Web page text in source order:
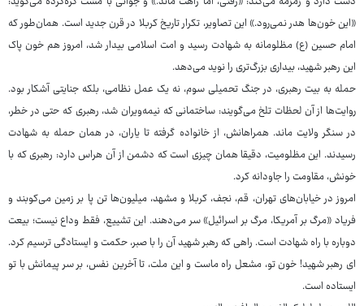
«این خون‌ها هدر نمی‌رود.» این تصاویر، تکرار تاریخ کربلا در قرن جدید است. همان‌طور که
امام حسین (ع) مظلومانه به شهادت رسید و امت اسلامی بیدار شد، امروز هم خون پاک
این رهبر شهید، بیداری بزرگ‌تری را نوید می‌دهد.
حمله به بیت رهبری، در جنگ تحمیلی سوم، نه یک عمل نظامی، بلکه جنایتی آشکار بود.
روایت‌ها از آن لحظات تلخ می‌گویند: ساختمانی که نیمه‌ویران شد، رهبری که حتی در خطر،
در سنگر ولایت ماند. همراهانش، از خانواده گرفته تا یاران، در همان حمله به شهادت
رسیدند. این مظلومیت، دقیقا همان چیزی است که دشمن از آن هراس دارد: رهبری که با
خونش، مقاومت را جاودانه کرد.
امروز در خیابان‌های تهران، قم، نجف، کربلا و مشهد، میلیون‌ها تن پا بر زمین می‌کوبند و
فریاد «مرگ بر آمریکا، مرگ بر اسرائیل» سر می‌دهند. این تشییع، فقط وداع نیست؛ بیعت
دوباره با راه شهادت است. راهی که رهبر شهید آن را با صبر، حکمت و ایستادگی ترسیم کرد.
ای رهبر شهید! خون تو، مشعل راه ماست و این ملت، تا آخرین نفس، بر سر پیمانش با تو
ایستاده است.